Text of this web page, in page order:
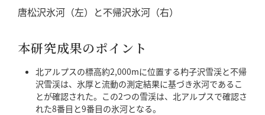
唐松沢氷河（左）と不帰沢氷河（右）
本研究成果のポイント
北アルプスの標高約2,000mに位置する杓子沢雪渓と不帰
沢雪渓は、氷厚と流動の測定結果に基づき氷河であるこ
とが確認された。この2つの雪渓は、北アルプスで確認さ
れた8番目と9番目の氷河となる。